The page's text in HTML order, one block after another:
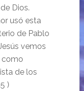
Dios.
usó esta
de Pablo
vemos
como
de los
)